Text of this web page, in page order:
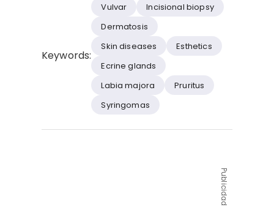
Keywords:
Vulvar
Incisional biopsy
Dermatosis
Skin diseases
Esthetics
Ecrine glands
Labia majora
Pruritus
Syringomas
Publicidad